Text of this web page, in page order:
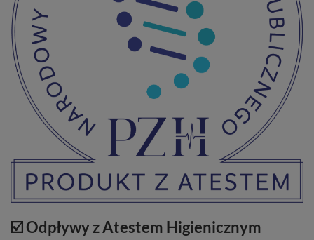
☑️ Odpływy z Atestem Higienicznym